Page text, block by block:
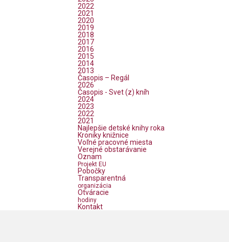
2022
2021
2020
2019
2018
2017
2016
2015
2014
2013
Časopis – Regál
2026
Časopis - Svet (z) kníh
2024
2023
2022
2021
Najlepšie detské knihy roka
Kroniky knižnice
Voľné pracovné miesta
Verejné obstarávanie
Oznam
Projekt EU
Pobočky
Transparentná
organizácia
Otváracie
hodiny
Kontakt